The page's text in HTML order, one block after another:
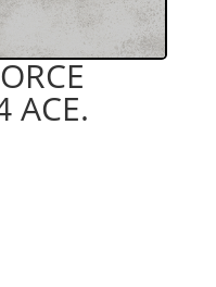
ACE.